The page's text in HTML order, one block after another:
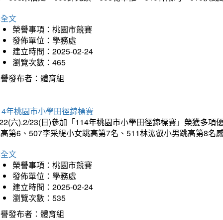
文
榮譽事項：桃園市競賽
發佈單位：學務處
建立時間：2025-02-24
瀏覽次數：465
發布者：體育組
年桃園市小學田徑錦標賽
六).2/23(日)參加「114年桃園市小學田徑錦標賽」榮獲多
第6、507李采緹小女跳高第7名、511林汯叡小男跳高第8名
文
榮譽事項：桃園市競賽
發佈單位：學務處
建立時間：2025-02-24
瀏覽次數：535
發布者：體育組